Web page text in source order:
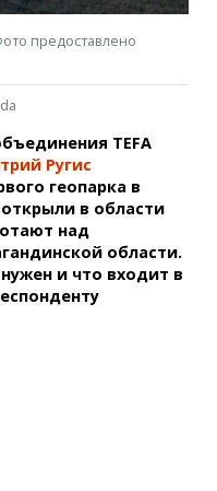
предоставлено
TEFA
Ругис
геопарка в
в области
над
области.
и что входит в